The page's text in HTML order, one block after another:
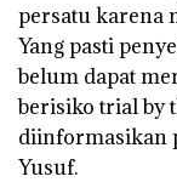
persatu karena
Yang pasti
belum dapat
berisiko trial by
diinformasikan
Yusuf.